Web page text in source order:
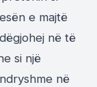
e majtë
në të
si një
në